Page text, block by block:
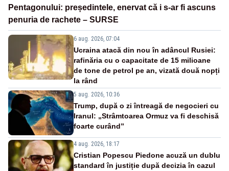
Pentagonului: președintele, enervat că i s-ar fi ascuns
penuria de rachete – SURSE
6 aug. 2026, 07:04
Ucraina atacă din nou în adâncul Rusiei:
rafinăria cu o capacitate de 15 milioane
de tone de petrol pe an, vizată două nopți
la rând
5 aug. 2026, 10:36
Trump, după o zi întreagă de negocieri cu
Iranul: „Strâmtoarea Ormuz va fi deschisă
foarte curând”
4 aug. 2026, 18:17
Cristian Popescu Piedone acuză un dublu
standard în justiție după decizia în cazul